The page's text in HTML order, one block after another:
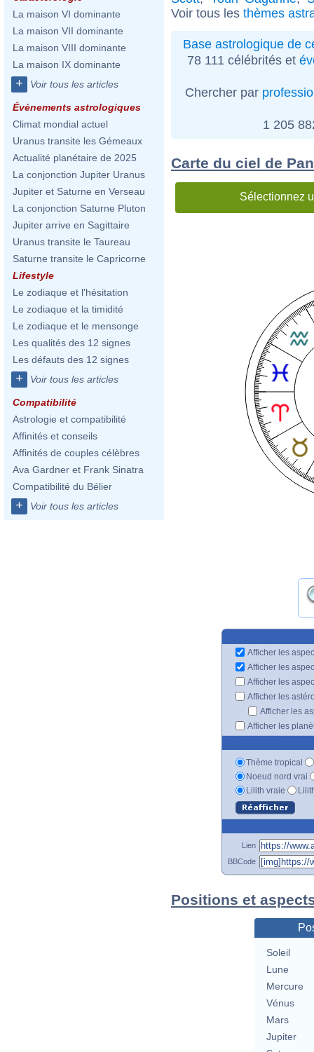
La maison VI dominante
La maison VII dominante
La maison VIII dominante
La maison IX dominante
+ Voir tous les articles
Évènements astrologiques
Climat mondial actuel
Uranus transite les Gémeaux
Actualité planétaire de 2025
La conjonction Jupiter Uranus
Jupiter et Saturne en Verseau
La conjonction Saturne Pluton
Jupiter arrive en Sagittaire
Uranus transite le Taureau
Saturne transite le Capricorne
Lifestyle
Le zodiaque et l'hésitation
Le zodiaque et la timidité
Le zodiaque et le mensonge
Les qualités des 12 signes
Les défauts des 12 signes
+ Voir tous les articles
Compatibilité
Astrologie et compatibilité
Affinités et conseils
Affinités de couples célèbres
Ava Gardner et Frank Sinatra
Compatibilité du Bélier
+ Voir tous les articles
Voir tous les thèmes
Base astrologique de
78 111 célébrités et
Chercher par
1 205
Carte du ciel de
Sélectionnez
Afficher les
Afficher les
Afficher les
Afficher les
Afficher les
Afficher les
Thème tropical
Noeud nord vrai
Lilith vraie
Lien
BBCode
Positions et
Soleil
Lune
Mercure
Vénus
Mars
Jupiter